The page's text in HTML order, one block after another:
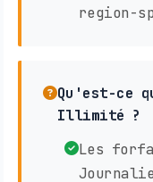
region-
Qu'est-ce
Illimité ?
Les